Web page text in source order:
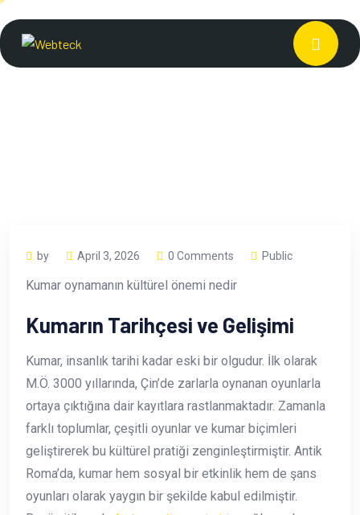
by April 3, 2026 0 Comments Public
Kumar oynamanın kültürel önemi nedir
Kumarın Tarihçesi ve Gelişimi
Kumar, insanlık tarihi kadar eski bir olgudur. İlk olarak
M.Ö. 3000 yıllarında, Çin’de zarlarla oynanan oyunlarla
ortaya çıktığına dair kayıtlara rastlanmaktadır. Zamanla
farklı toplumlar, çeşitli oyunlar ve kumar biçimleri
geliştirerek bu kültürel pratiği zenginleştirmiştir. Antik
Roma’da, kumar hem sosyal bir etkinlik hem de şans
oyunları olarak yaygın bir şekilde kabul edilmiştir.